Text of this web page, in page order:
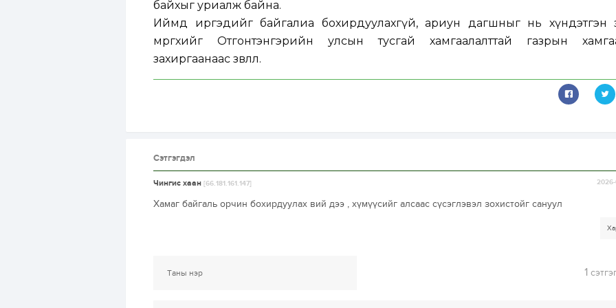
байхыг уриалж байна.
Иймд иргэдийг байгалиа бохирдуулахгүй, ариун дагшныг нь хүндэтгэн
мөргөхийг Отгонтэнгэрийн улсын тусгай хамгаалалттай газрын
захиргаанаас зөвлөлөө.
Сэтгэгдэл
Чингис хаан [66.181.161.147]
Хамаг байгаль орчин бохирдуулах вий дээ , хүмүүсийг алсаас сүсэглэвэл зохистойг сануул
1